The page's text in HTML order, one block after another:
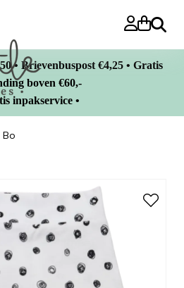
Zoeken
• Brievenbuspost €4,25 • Gratis
boven €60,-
inpakservice •